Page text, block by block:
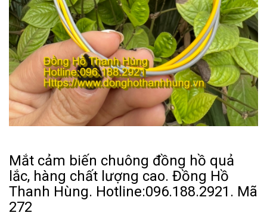
Mắt cảm biến chuông đồng hồ quả
lắc, hàng chất lượng cao. Đồng Hồ
Thanh Hùng. Hotline:096.188.2921. Mã
272